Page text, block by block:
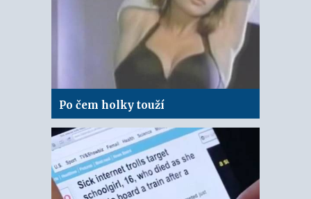
Po čem holky touží